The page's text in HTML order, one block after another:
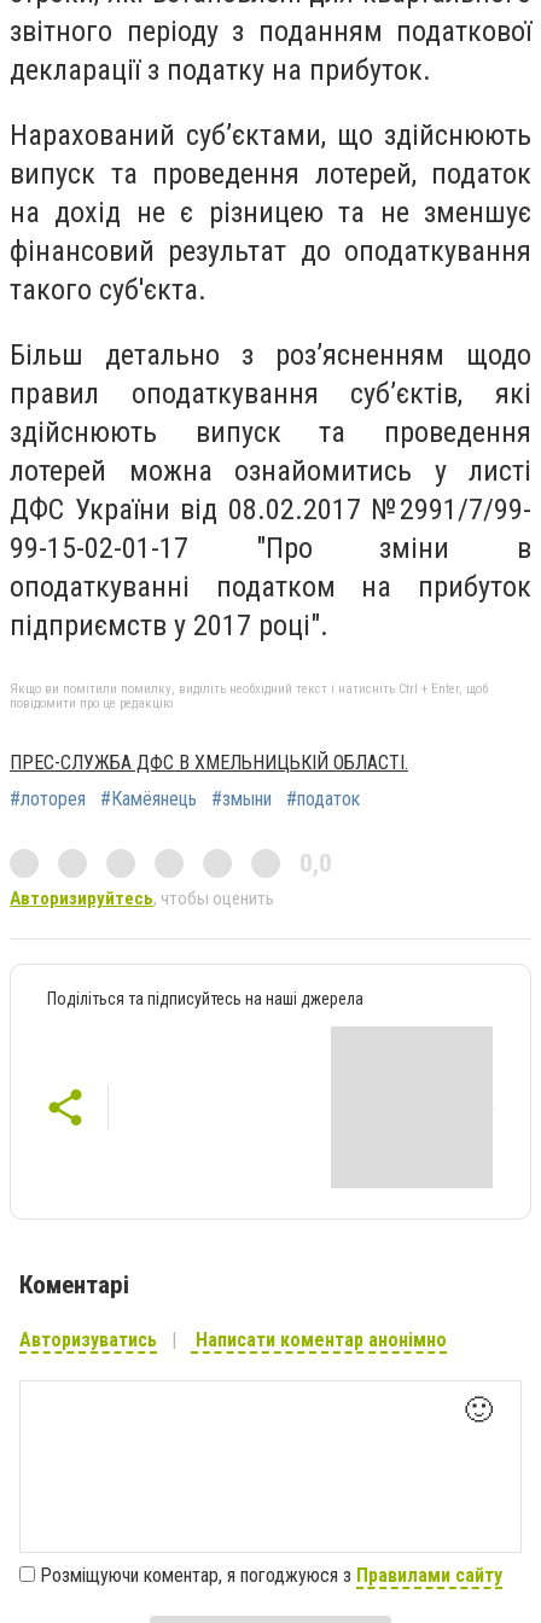
звітного періоду з поданням податкової
декларації з податку на прибуток.
Нарахований суб’єктами, що здійснюють
випуск та проведення лотерей, податок
на дохід не є різницею та не зменшує
фінансовий результат до оподаткування
такого суб'єкта.
Більш детально з роз’ясненням щодо
правил оподаткування суб’єктів, які
здійснюють випуск та проведення
лотерей можна ознайомитись у листі
ДФС України від 08.02.2017 №2991/7/99-
99-15-02-01-17 "Про зміни в
оподаткуванні податком на прибуток
підприємств у 2017 році".
Якщо ви помітили помилку, виділіть необхідний текст і натисніть Ctrl + Enter, щоб
повідомити про це редакцію
ПРЕС-СЛУЖБА ДФС В ХМЕЛЬНИЦЬКІЙ ОБЛАСТІ.
#лоторея
#Камёянець #змыни #податок
0,0
Авторизируйтесь, чтобы оценить
Поділіться та підписуйтесь на наші джерела
Коментарі
Авторизуватись Написати коментар анонімно
🙂
Розміщуючи коментар, я погоджуюся з Правилами сайту